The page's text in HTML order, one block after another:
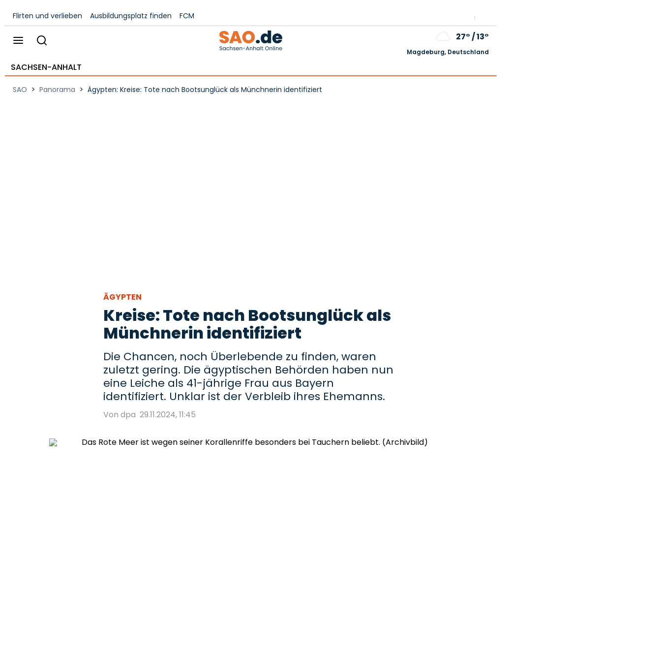
Flirten und verlieben Ausbildungsplatz finden FCM
27°/13°
Magdeburg, Deutschland
SACHSEN-ANHALT
SAO > Panorama > Ägypten: Kreise: Tote nach Bootsunglück als Münchnerin identifiziert
ÄGYPTEN
Kreise: Tote nach Bootsunglück als
Münchnerin identifiziert
Die Chancen, noch Überlebende zu finden, waren
zuletzt gering. Die ägyptischen Behörden haben nun
eine Leiche als 41-jährige Frau aus Bayern
identifiziert. Unklar ist der Verbleib ihres Ehemanns.
Von dpa 29.11.2024, 11:45